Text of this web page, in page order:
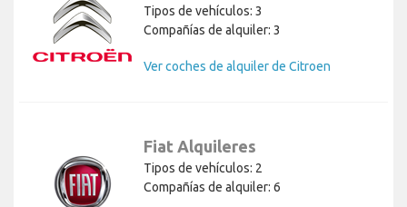
Tipos de vehículos: 3
Compañías de alquiler: 3
Ver coches de alquiler de Citroen
Fiat Alquileres
Tipos de vehículos: 2
Compañías de alquiler: 6